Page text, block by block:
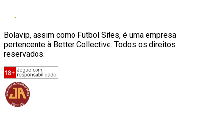
Bolavip, assim como Futbol Sites, é uma empresa
pertencente à Better Collective. Todos os direitos
reservados.